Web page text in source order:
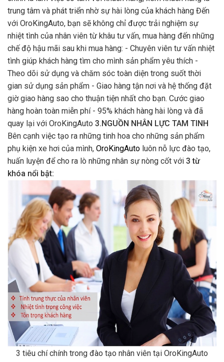
trung tâm và phát triển nhờ sự hài lòng của khách hàng Đến
với OroKingAuto, bạn sẽ không chỉ được trải nghiệm sự
nhiệt tình của nhân viên từ khâu tư vấn, mua hàng đến những
chế độ hậu mãi sau khi mua hàng: - Chuyên viên tư vấn nhiệt
tình giúp khách hàng tìm cho mình sản phẩm yêu thích -
Theo dõi sử dụng và chăm sóc toàn diện trong suốt thời
gian sử dụng sản phẩm - Giao hàng tận nơi và hệ thống đặt
giờ giao hàng sao cho thuận tiện nhất cho bạn. Cước giao
hàng hoàn toàn miễn phí - 95% khách hàng hài lòng và đã
quay lại với OroKingAuto 3.NGUỒN NHÂN LỰC TAM TINH
Bên cạnh việc tạo ra những tinh hoa cho những sản phẩm
phụ kiện xe hơi của mình, OroKingAuto luôn nỗ lực đào tạo,
huấn luyện để cho ra lò những nhân sự nòng cốt với 3 từ
khóa nổi bật:
3 tiêu chí chính trong đào tạo nhân viên tại OroKingAuto